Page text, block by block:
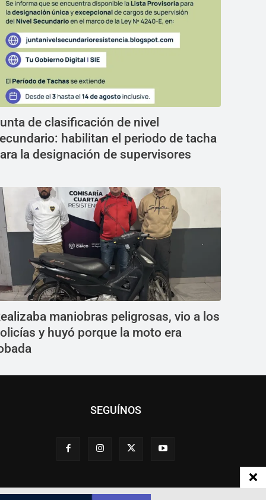
de clasificación de nivel
habilitan el periodo de tacha
la designación de supervisores
maniobras peligrosas, vio a los
y huyó porque la moto era
SEGUÍNOS